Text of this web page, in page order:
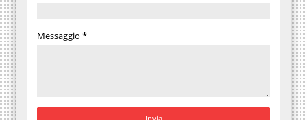
Messaggio *